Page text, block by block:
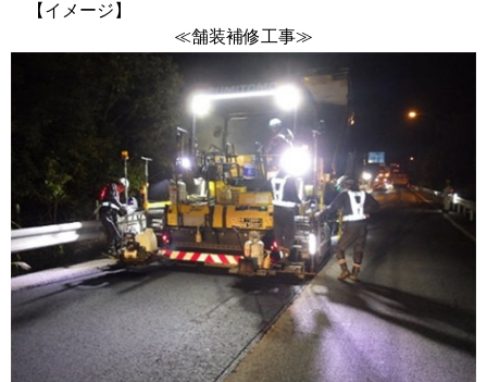
【イメージ】
≪舗装補修工事≫